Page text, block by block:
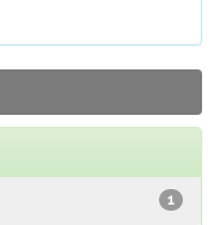
1